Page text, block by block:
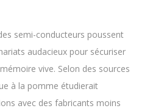
semi-conducteurs poussent
audacieux pour sécuriser
vive. Selon des sources
à la pomme étudierait
avec des fabricants moins